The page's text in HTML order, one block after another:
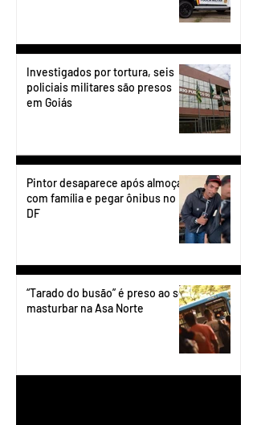
Investigados por tortura, seis
policiais militares são presos
em Goiás
Pintor desaparece após almoçar
com família e pegar ônibus no
DF
“Tarado do busão” é preso ao se
masturbar na Asa Norte